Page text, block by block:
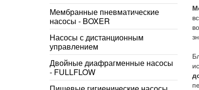
Мембранные пневматические
насосы - BOXER
Насосы с дистанционным
управлением
Двойные диафрагменные насосы
- FULLFLOW